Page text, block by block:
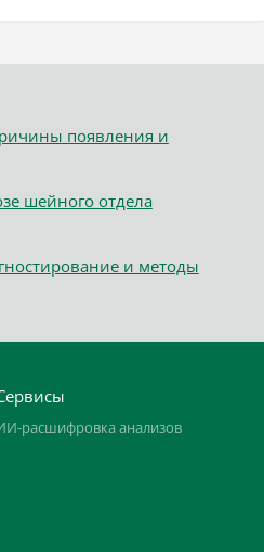
появления и
шейного отдела
и методы
расшифровка анализов